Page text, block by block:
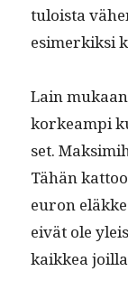
tuloista
esimerkik­si
Lain
korkeampi
set.
Tähän
euron
eivät ole
kaikkea